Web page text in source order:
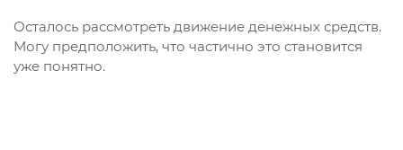
Осталось рассмотреть движение денежных средств.
Могу предположить, что частично это становится
уже понятно.